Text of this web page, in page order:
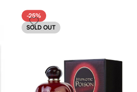
-25%
SOLD OUT